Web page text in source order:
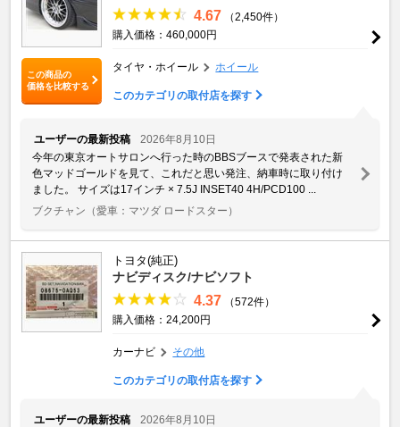
この商品の
価格を比較する
4.67
（2,450件）
購入価格：460,000円
タイヤ・ホイール ホイール
このカテゴリの取付店を探す
ユーザーの最新投稿
2026年8月10日
今年の東京オートサロンへ行った時のBBSブースで発表された新
色マッドゴールドを見て、これだと思い発注、納車時に取り付け
ました。 サイズは17インチ × 7.5J INSET40 4H/PCD100 ...
ブクチャン （愛車：マツダ ロードスター）
トヨタ(純正)
ナビディスク/ナビソフト
4.37
（572件）
購入価格：24,200円
カーナビ その他
このカテゴリの取付店を探す
ユーザーの最新投稿
2026年8月10日